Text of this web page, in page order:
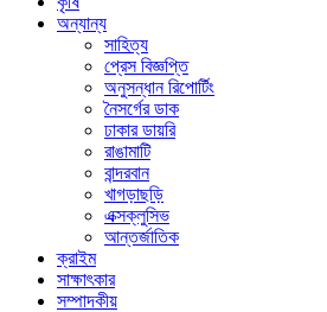
অন্যান্য
সাহিত্য
প্রেস বিজ্ঞপ্তি
অনুসন্ধান রিপোর্টিং
নৈসর্গের ডাক
ঢাকার ডায়রি
রাঙামাটি
বান্দরবান
খাগড়াছড়ি
এক্সক্লুসিভ
আন্তর্জাতিক
ক্রাইম
সাক্ষাৎকার
সম্পাদকীয়